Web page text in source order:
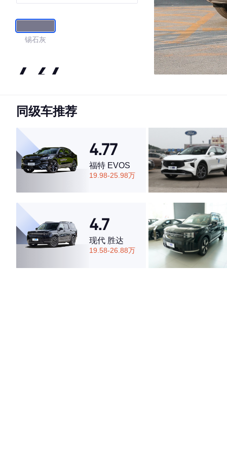
锡石灰
4.64
·外观表现较为优秀，优于59%同级车
·空间表现一般，低于51%同级车
同级车推荐
4.77
福特 EVOS
19.98-25.98万
4.7
现代 胜达
19.58-26.88万